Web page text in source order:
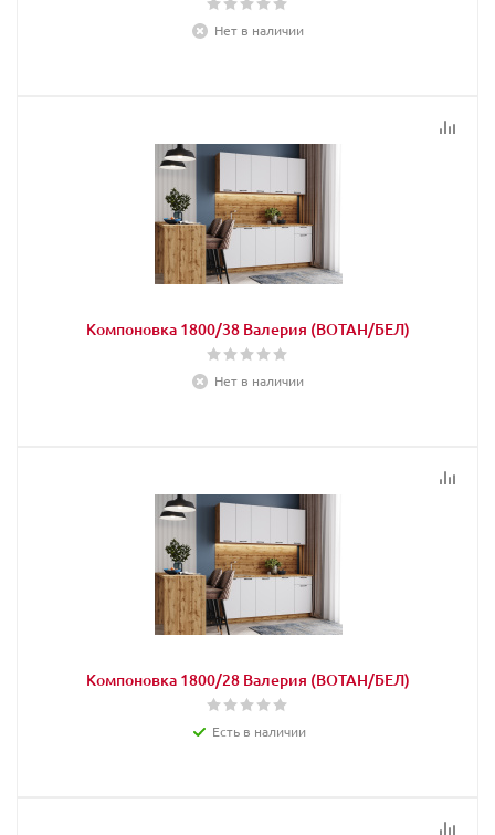
Нет в наличии
Компоновка 1800/38 Валерия (ВОТАН/БЕЛ)
Нет в наличии
Компоновка 1800/28 Валерия (ВОТАН/БЕЛ)
Есть в наличии